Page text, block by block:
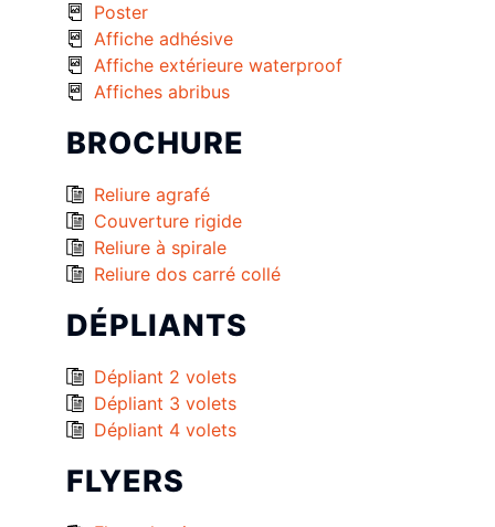
Poster
Affiche adhésive
Affiche extérieure waterproof
Affiches abribus
BROCHURE
Reliure agrafé
Couverture rigide
Reliure à spirale
Reliure dos carré collé
DÉPLIANTS
Dépliant 2 volets
Dépliant 3 volets
Dépliant 4 volets
FLYERS